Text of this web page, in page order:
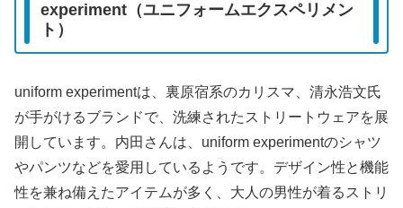
experiment（ユニフォームエクスペリメン
ト）
uniform experimentは、裏原宿系のカリスマ、清永浩文氏
が手がけるブランドで、洗練されたストリートウェアを展
開しています。内田さんは、uniform experimentのシャツ
やパンツなどを愛用しているようです。デザイン性と機能
性を兼ね備えたアイテムが多く、大人の男性が着るストリ